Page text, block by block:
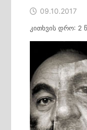
09.10.2017
კითხვის დრო: 2